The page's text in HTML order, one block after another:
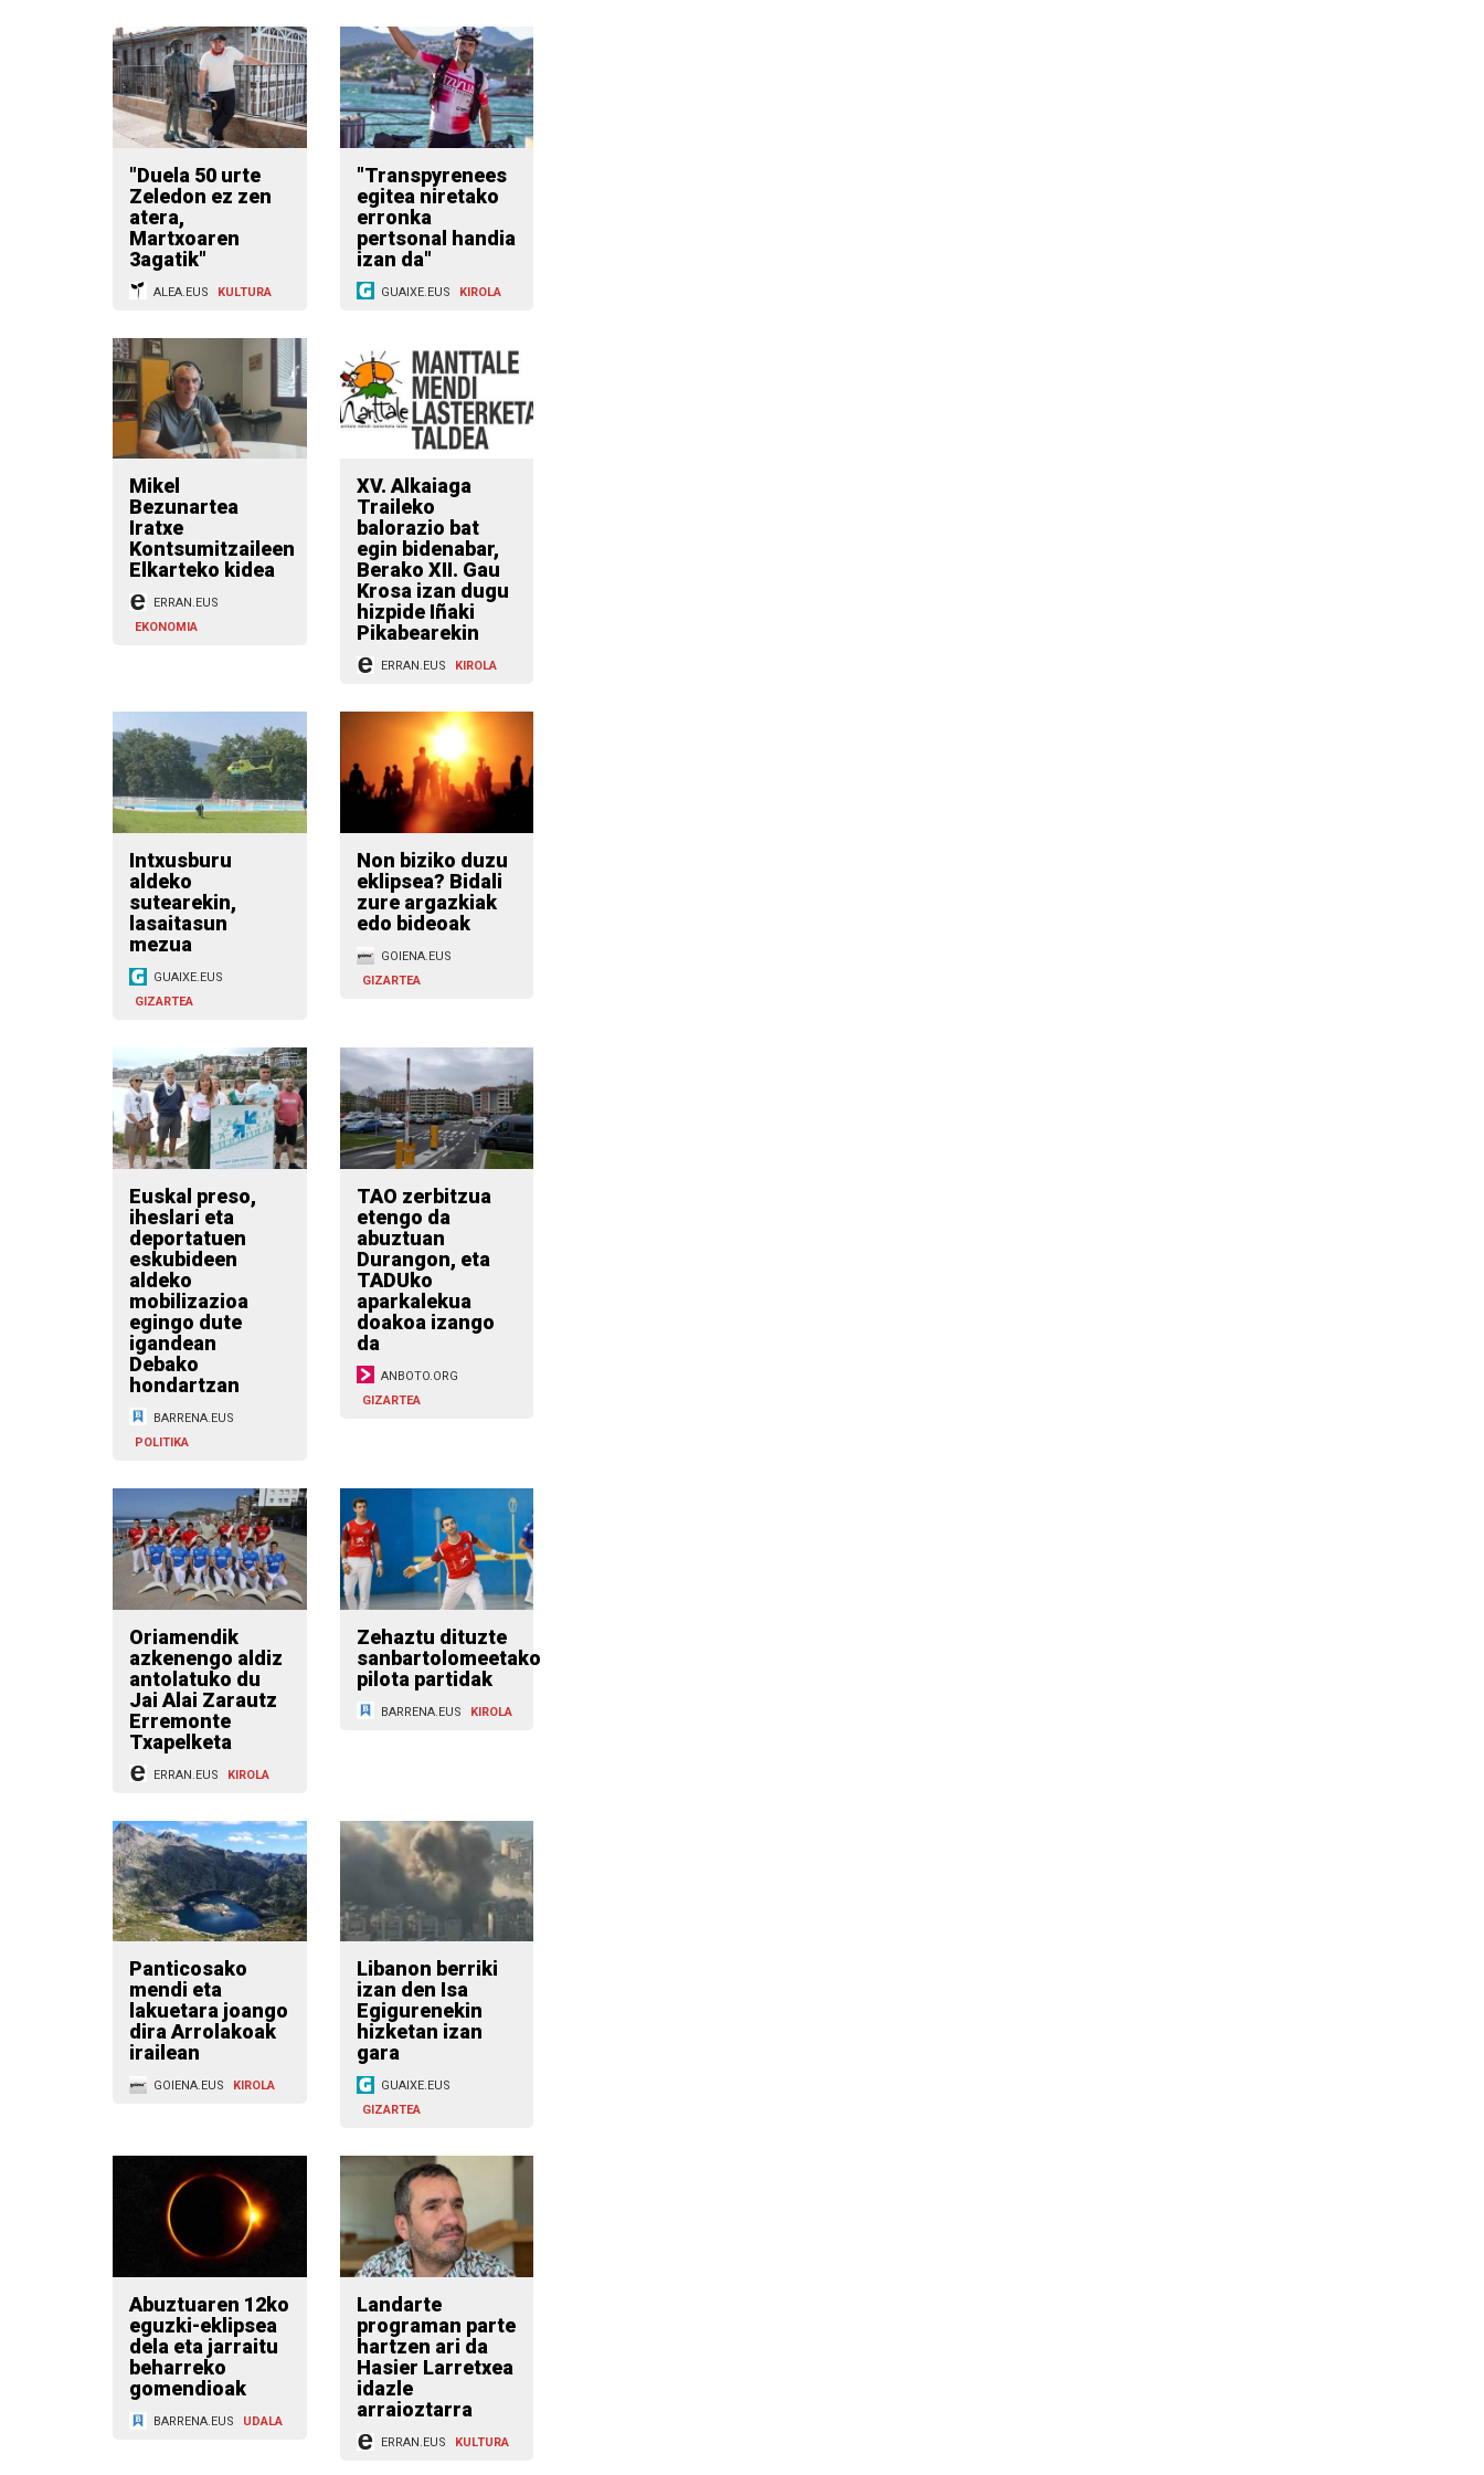
"Duela 50 urte
Zeledon ez zen
atera,
Martxoaren
3agatik"
ALEA.EUS KULTURA
"Transpyrenees
egitea niretako
erronka
pertsonal handia
izan da"
GUAIXE.EUS KIROLA
Mikel
Bezunartea
Iratxe
Kontsumitzaileen
Elkarteko kidea
ERRAN.EUS
EKONOMIA
XV. Alkaiaga
Traileko
balorazio bat
egin bidenabar,
Berako XII. Gau
Krosa izan dugu
hizpide Iñaki
Pikabearekin
ERRAN.EUS KIROLA
Intxusburu
aldeko
sutearekin,
lasaitasun
mezua
GUAIXE.EUS
GIZARTEA
Non biziko duzu
eklipsea? Bidali
zure argazkiak
edo bideoak
GOIENA.EUS
GIZARTEA
Euskal preso,
iheslari eta
deportatuen
eskubideen
aldeko
mobilizazioa
egingo dute
igandean
Debako
hondartzan
BARRENA.EUS
POLITIKA
TAO zerbitzua
etengo da
abuztuan
Durangon, eta
TADUko
aparkalekua
doakoa izango
da
ANBOTO.ORG
GIZARTEA
Oriamendik
azkenengo aldiz
antolatuko du
Jai Alai Zarautz
Erremonte
Txapelketa
ERRAN.EUS KIROLA
Zehaztu dituzte
sanbartolomeetako
pilota partidak
BARRENA.EUS KIROLA
Panticosako
mendi eta
lakuetara joango
dira Arrolakoak
irailean
GOIENA.EUS KIROLA
Libanon berriki
izan den Isa
Egigurenekin
hizketan izan
gara
GUAIXE.EUS
GIZARTEA
Abuztuaren 12ko
eguzki-eklipsea
dela eta jarraitu
beharreko
gomendioak
BARRENA.EUS UDALA
Landarte
programan parte
hartzen ari da
Hasier Larretxea
idazle
arraioztarra
ERRAN.EUS KULTURA